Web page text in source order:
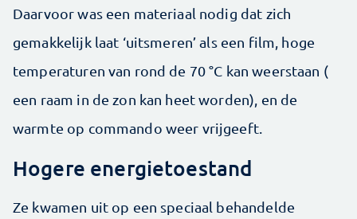
Daarvoor was een materiaal nodig dat zich
gemakkelijk laat ‘uitsmeren’ als een film, hoge
temperaturen van rond de 70 °C kan weerstaan (
een raam in de zon kan heet worden), en de
warmte op commando weer vrijgeeft.
Hogere energietoestand
Ze kwamen uit op een speciaal behandelde